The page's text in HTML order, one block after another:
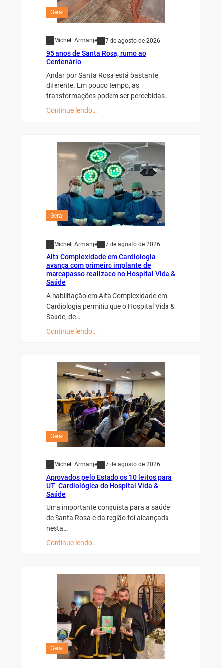
Geral
Micheli Armanje 7 de agosto de 2026
95 anos de Santa Rosa, rumo ao
Centenário
Andar por Santa Rosa está bastante
diferente. Em pouco tempo, as
transformações podem ser percebidas…
Continue lendo…
Geral
Micheli Armanje 7 de agosto de 2026
Alta Complexidade em Cardiologia
avança com primeiro implante de
marcapasso realizado no Hospital Vida &
Saúde
A habilitação em Alta Complexidade em
Cardiologia permitiu que o Hospital Vida &
Saúde, de…
Continue lendo…
Geral
Micheli Armanje 7 de agosto de 2026
Aprovados pelo Estado os 10 leitos para
UTI Cardiológica do Hospital Vida &
Saúde
Uma importante conquista para a saúde
de Santa Rosa e da região foi alcançada
nesta…
Continue lendo…
Geral